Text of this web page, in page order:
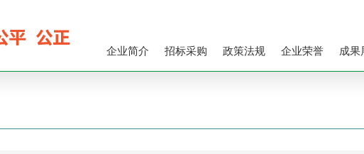
企业简介 招标采购 政策法规 企业荣誉 成果